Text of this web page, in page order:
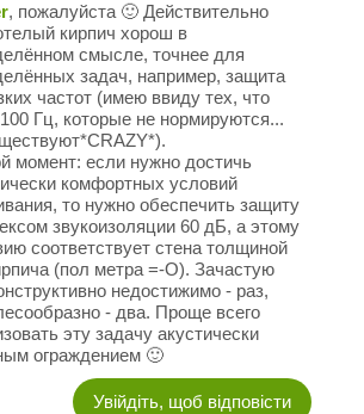
, пожалуйста 🙂 Действительно
кирпич хорош в
смысле, точнее для
задач, например, защита
частот (имею ввиду тех, что
Гц, которые не нормируются...
момент: если нужно достичь
комфортных условий
то нужно обеспечить защиту
звукоизоляции 60 дБ, а этому
соответствует стена толщиной
(пол метра =-O). Зачастую
недостижимо - раз,
- два. Проще всего
эту задачу акустически
ограждением 🙂
Увійдіть, щоб відповісти